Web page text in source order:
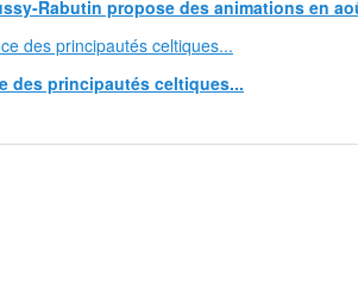
Rabutin propose des animations en
des principautés celtiques...